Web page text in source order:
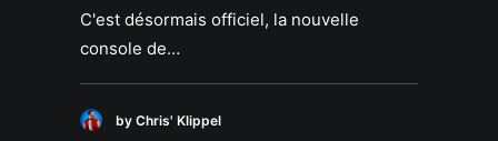
C'est désormais officiel, la nouvelle
console de…
by Chris' Klippel